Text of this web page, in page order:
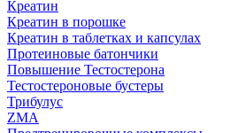
Креатин
Креатин в порошке
Креатин в таблетках и капсулах
Протеиновые батончики
Повышение Тестостерона
Тестостероновые бустеры
Трибулус
ZMA